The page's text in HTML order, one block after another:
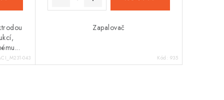
043
Zapalovač
Kód: 935